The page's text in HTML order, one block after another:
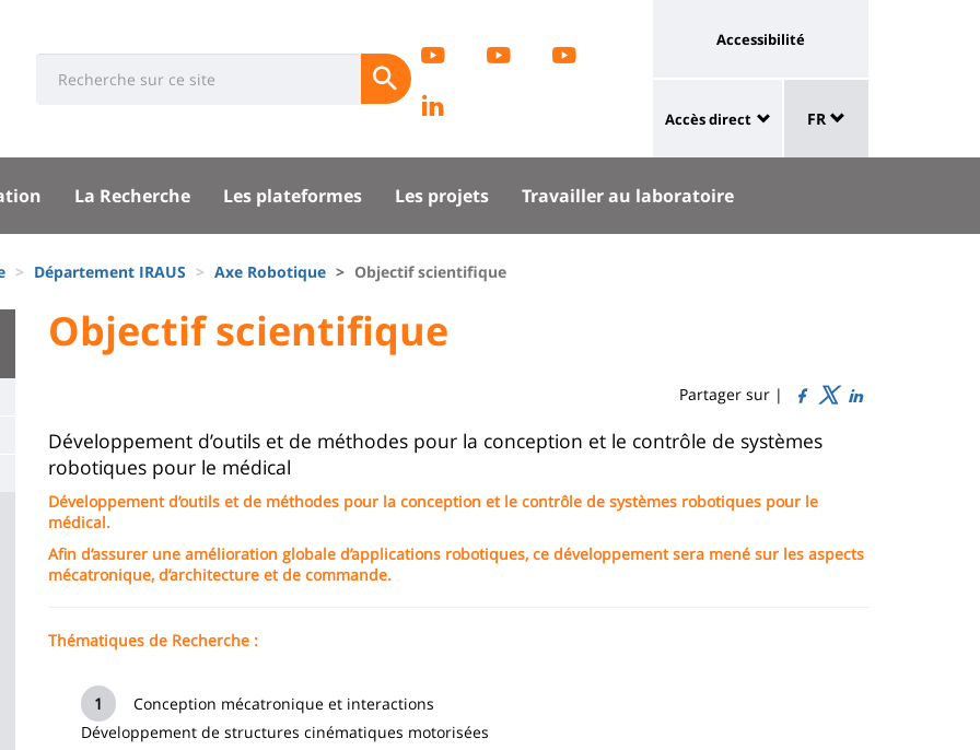
Université
Soumettre
Réseaux
sociaux
ECM
LinkedIn
Laboratoire
Université
lien
vers
page
accessibilité
Accessibilité
University
:
Shortcut
links
Accès direct de
langue
FR
La Recherche Les plateformes Les projets Travailler au laboratoire
Département IRAUS Axe Robotique Objectif scientifique
University
content
Titre
page
Objectif scientifique
Partager sur |
Contenu
de
la
page
principale
Développement d’outils et de méthodes pour la conception et le contrôle de systèmes
robotiques pour le médical
Développement d’outils et de méthodes pour la conception et le contrôle de systèmes robotiques pour le
médical.
Afin d’assurer une amélioration globale d’applications robotiques, ce développement sera mené sur les aspects
mécatronique, d’architecture et de commande.
Thématiques de Recherche :
Conception mécatronique et interactions
Développement de structures cinématiques motorisées